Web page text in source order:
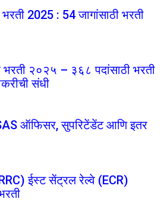
2025 : 54 जागांसाठी भरती
२०२५ – ३६८ पदांसाठी भरती
संधी
ऑफिसर, सुपरिटेंडेंट आणि इतर
ईस्ट सेंट्रल रेल्वे (ECR)